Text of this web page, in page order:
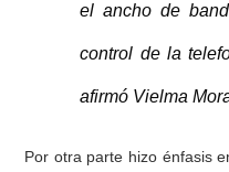
el ancho de
control de la
afirmó Vielma
Por otra parte hizo énfasis